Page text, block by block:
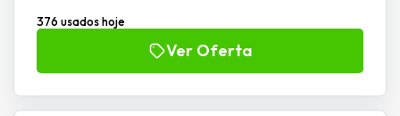
376 usados hoje
Ver Oferta